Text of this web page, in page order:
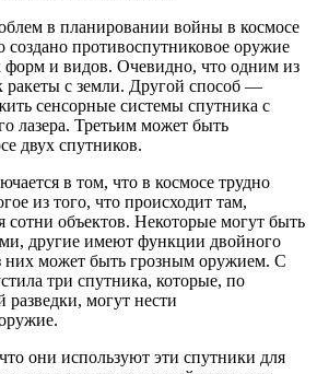
в планировании войны в космосе
создано противоспутниковое оружие
и видов. Очевидно, что одним из
ракеты с земли. Другой способ —
сенсорные системы спутника с
лазера. Третьим может быть
двух спутников.
в том, что в космосе трудно
из того, что происходит там,
сотни объектов. Некоторые могут быть
другие имеют функции двойного
них может быть грозным оружием. С
три спутника, которые, по
могут нести
они используют эти спутники для